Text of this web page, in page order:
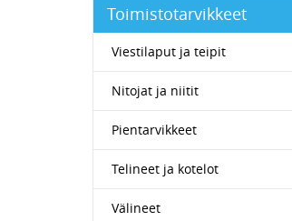
Toimistotarvikkeet
Viestilaput ja teipit
Nitojat ja niitit
Pientarvikkeet
Telineet ja kotelot
Välineet